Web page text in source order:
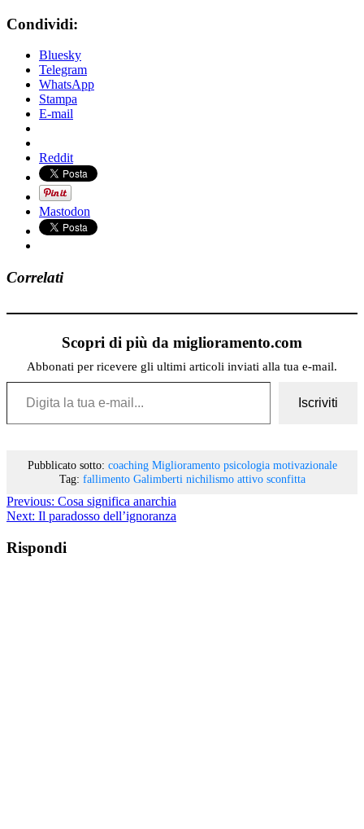
Condividi:
Bluesky
Telegram
WhatsApp
Stampa
E-mail
Reddit
Mastodon
Correlati
Scopri di più da miglioramento.com
Abbonati per ricevere gli ultimi articoli inviati alla tua e-mail.
Digita la tua e-mail...
Iscriviti
Pubblicato sotto: coaching Miglioramento psicologia motivazionale
Tag: fallimento Galimberti nichilismo attivo sconfitta
Previous: Cosa significa anarchia
Next: Il paradosso dell’ignoranza
Rispondi